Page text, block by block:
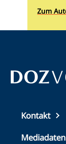
Zum
Top
footer
Kontakt
Mediadaten